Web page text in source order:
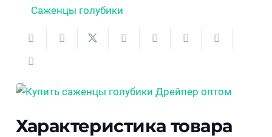
Саженцы голубики
Характеристика товара